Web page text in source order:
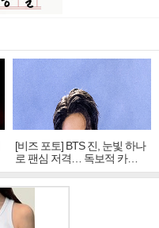
[비즈 포토] BTS 진, 눈빛 하나
로 팬심 저격… 독보적 카리
스마